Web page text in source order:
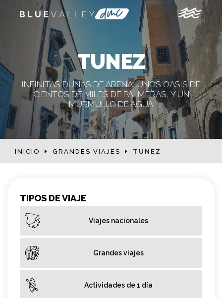
TUNEZ
INFINITAS DUNAS DE ARENA, UNOS OASIS DE
CIENTOS DE MILES DE PALMERAS, Y UN
MURMULLO DE AGUA
INICIO GRANDES VIAJES TUNEZ
TIPOS DE VIAJE
Viajes nacionales
Grandes viajes
Actividades de 1 día